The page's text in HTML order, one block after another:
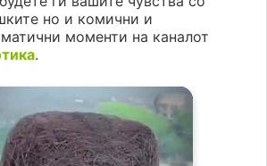
но и комични и
моменти на каналот
.